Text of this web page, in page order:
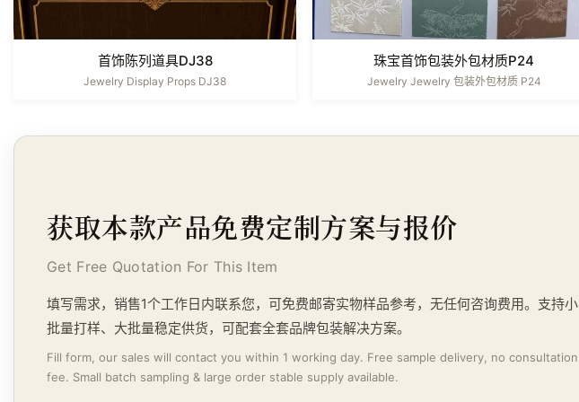
首饰陈列道具DJ38
Jewelry Display Props DJ38
珠宝首饰包装外包材质P24
Jewelry Jewelry 包装外包材质 P24
获取本款产品免费定制方案与报价
Get Free Quotation For This Item
填写需求，销售1个工作日内联系您，可免费邮寄实物样品参考，无任何咨询费用。支持小
批量打样、大批量稳定供货，可配套全套品牌包装解决方案。
Fill form, our sales will contact you within 1 working day. Free sample delivery, no consultation
fee. Small batch sampling & large order stable supply available.